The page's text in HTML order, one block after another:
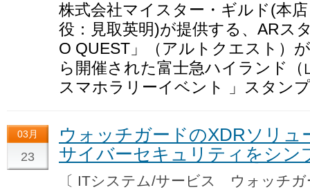
株式会社マイスター・ギルド(本
役：見取英明)が提供する、ARス
O QUEST」（アルトクエスト）
ら開催された富士急ハイランド
スマホラリーイベント 」スタン
03月
23
ウォッチガードのXDRソリュ
サイバーセキュリティをシン
〔 ITシステム/サービス ウォッチ